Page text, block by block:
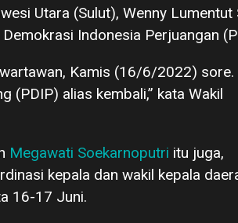
Utara (Sulut), Wenny Lumentut
Indonesia Perjuangan
Kamis (16/6/2022) sore.
(PDIP) alias kembali,” kata Wakil
Megawati Soekarnoputri itu juga,
kepala dan wakil kepala
16-17 Juni.